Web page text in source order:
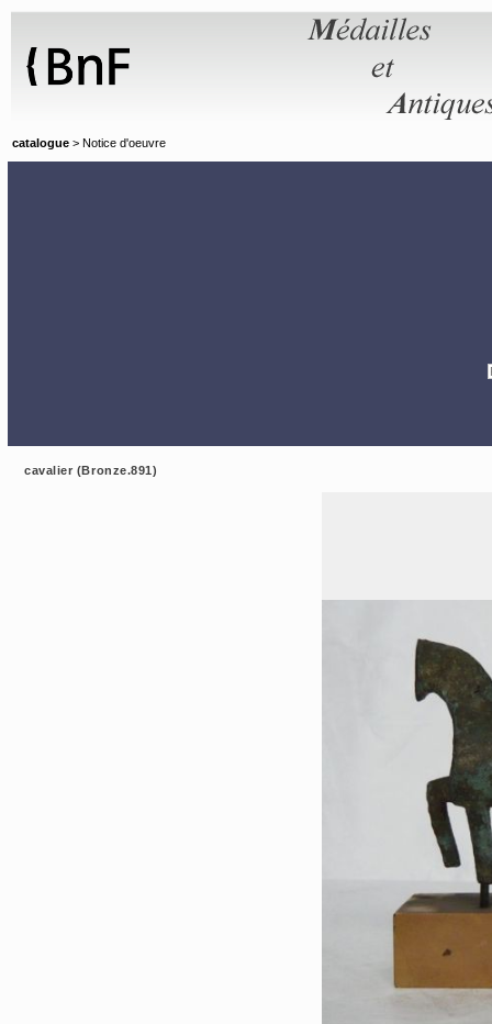
catalogue > Notice d'oeuvre
cavalier (Bronze.891)